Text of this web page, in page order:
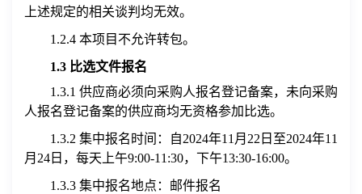
上述规定的相关谈判均无效。
1.2.4 本项目不允许转包。
1.3 比选文件报名
1.3.1 供应商必须向采购人报名登记备案，未向采购
人报名登记备案的供应商均无资格参加比选。
1.3.2 集中报名时间：自2024年11月 22 日至2024年11
月 24 日，每天上午9:00-11:30，下午13:30-16:00。
1.3.3 集中报名地点：邮件报名